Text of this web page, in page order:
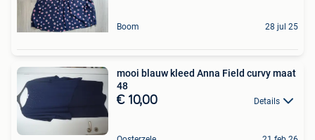
Boom 28 jul 25
mooi blauw kleed Anna Field curvy maat
48
€ 10,00 Details